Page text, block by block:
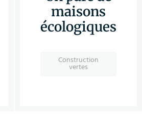
maisons
écologiques
Construction
vertes